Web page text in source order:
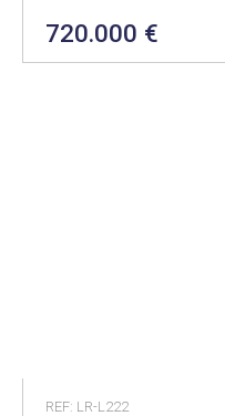
720.000 €
REF: LR-L222